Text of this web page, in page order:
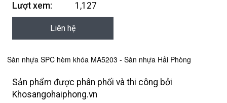
Lượt xem: 1,127
Liên hệ
Sàn nhựa SPC hèm khóa MA5203 - Sàn nhựa Hải Phòng
Sản phẩm được phân phối và thi công bởi
Khosangohaiphong.vn